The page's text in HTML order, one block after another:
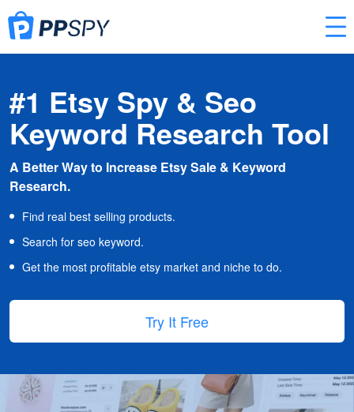
#1 Etsy Spy & Seo
Keyword Research Tool
A Better Way to Increase Etsy Sale & Keyword
Research.
Find real best selling products.
Search for seo keyword.
Get the most profitable etsy market and niche to do.
Try It Free